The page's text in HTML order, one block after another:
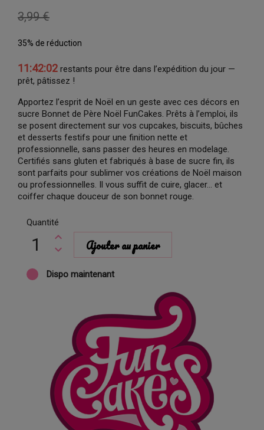
3,99 €
35% de réduction
11:42:02 restants pour être dans l’expédition du jour —
prêt, pâtissez !
Apportez l’esprit de Noël en un geste avec ces décors en
sucre Bonnet de Père Noël FunCakes. Prêts à l’emploi, ils
se posent directement sur vos cupcakes, biscuits, bûches
et desserts festifs pour une finition nette et
professionnelle, sans passer des heures en modelage.
Certifiés sans gluten et fabriqués à base de sucre fin, ils
sont parfaits pour sublimer vos créations de Noël maison
ou professionnelles. Il vous suffit de cuire, glacer… et
coiffer chaque douceur de son bonnet rouge.
Quantité
Ajouter au panier
Dispo maintenant